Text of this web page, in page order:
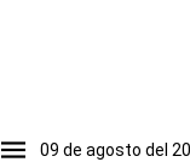
09 de agosto del